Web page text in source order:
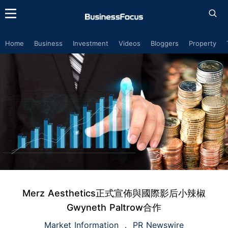
Home Business Investment Videos Bloggers Property
Merz Aesthetics正式宣佈與國際影后小辣椒
Gwyneth Paltrow合作
Market Information PR Newswire